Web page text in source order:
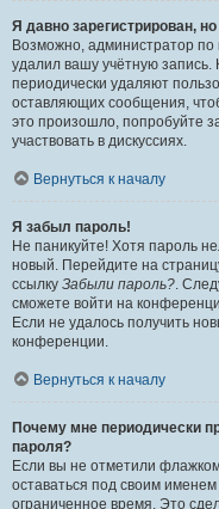
Я давно зарегистрирован,
Возможно, администратор по
удалил вашу учётную
периодически удаляют
оставляющих сообщения,
это произошло, попробуйте
участвовать в дискуссиях.
Вернуться к началу
Я забыл пароль!
Не паникуйте! Хотя пароль
новый. Перейдите на
ссылку Забыли пароль?.
сможете войти на
Если не удалось получить
конференции.
Вернуться к началу
Почему мне периодически
пароля?
Если вы не отметили
оставаться под своим
ограниченное время. Это